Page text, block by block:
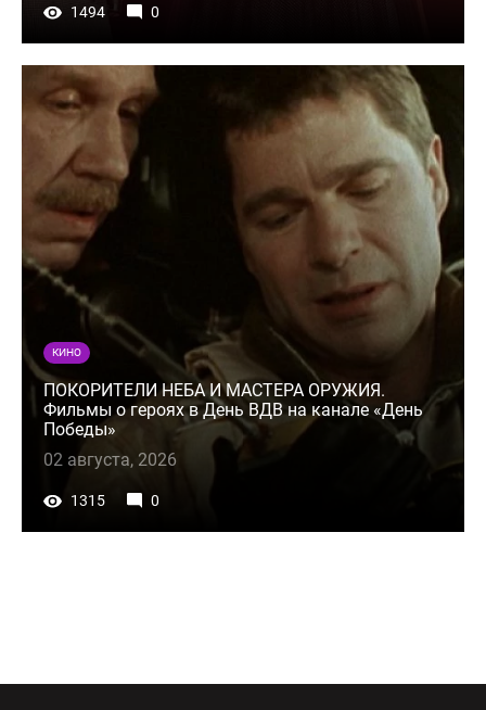
1494 0
КИНО
ПОКОРИТЕЛИ НЕБА И МАСТЕРА ОРУЖИЯ.
Фильмы о героях в День ВДВ на канале «День
Победы»
02 августа, 2026
1315 0